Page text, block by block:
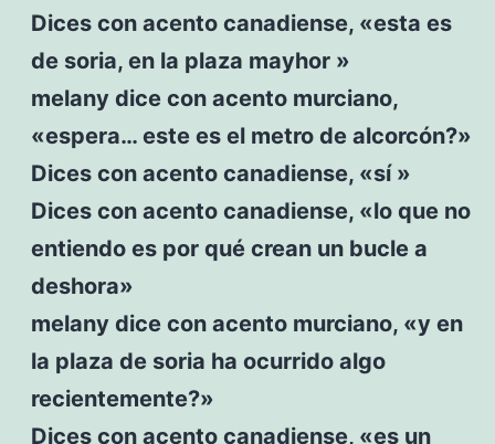
Dices con acento canadiense, «esta es
de soria, en la plaza mayhor »
melany dice con acento murciano,
«espera… este es el metro de alcorcón?»
Dices con acento canadiense, «sí »
Dices con acento canadiense, «lo que no
entiendo es por qué crean un bucle a
deshora»
melany dice con acento murciano, «y en
la plaza de soria ha ocurrido algo
recientemente?»
Dices con acento canadiense, «es un